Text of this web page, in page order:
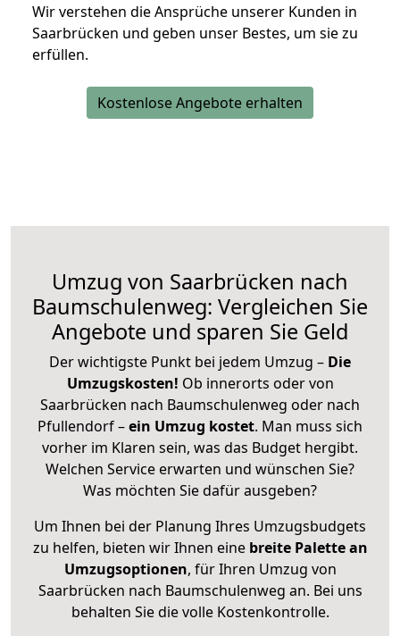
Wir verstehen die Ansprüche unserer Kunden in
Saarbrücken und geben unser Bestes, um sie zu
erfüllen.
Kostenlose Angebote erhalten
Umzug von Saarbrücken nach
Baumschulenweg: Vergleichen Sie
Angebote und sparen Sie Geld
Der wichtigste Punkt bei jedem Umzug – Die
Umzugskosten! Ob innerorts oder von
Saarbrücken nach Baumschulenweg oder nach
Pfullendorf –ein Umzug kostet. Man muss sich
vorher im Klaren sein, was das Budget hergibt.
Welchen Service erwarten und wünschen Sie?
Was möchten Sie dafür ausgeben?
Um Ihnen bei der Planung Ihres Umzugsbudgets
zu helfen, bieten wir Ihnen eine breite Palette an
Umzugsoptionen, für Ihren Umzug von
Saarbrücken nach Baumschulenweg an. Bei uns
behalten Sie die volle Kostenkontrolle.